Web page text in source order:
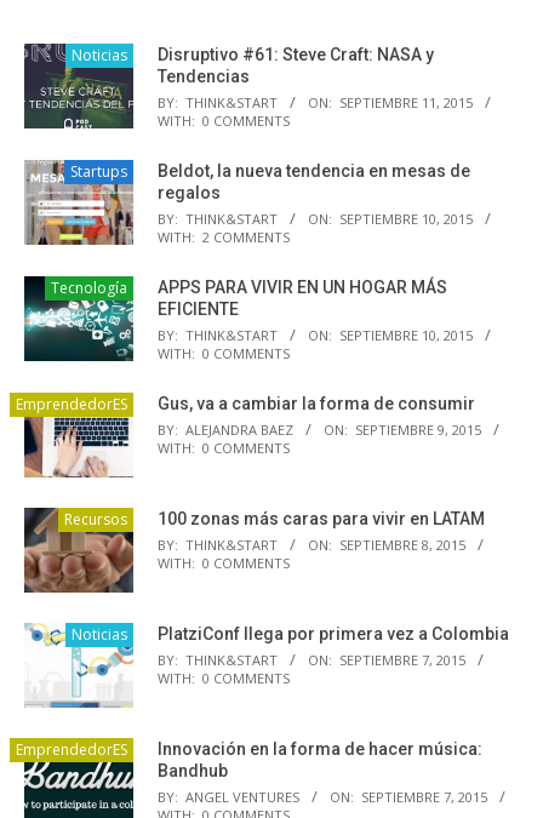
Noticias
Disruptivo #61: Steve Craft: NASA y
Tendencias
BY: THINK&START ON: SEPTIEMBRE 11, 2015
WITH: 0 COMMENTS
Startups
Beldot, la nueva tendencia en mesas de
regalos
BY: THINK&START ON: SEPTIEMBRE 10, 2015
WITH: 2 COMMENTS
Tecnología
APPS PARA VIVIR EN UN HOGAR MÁS
EFICIENTE
BY: THINK&START ON: SEPTIEMBRE 10, 2015
WITH: 0 COMMENTS
EmprendedorES Gus, va a cambiar la forma de consumir
BY: ALEJANDRA BAEZ ON: SEPTIEMBRE 9, 2015
WITH: 0 COMMENTS
Recursos 100 zonas más caras para vivir en LATAM
BY: THINK&START ON: SEPTIEMBRE 8, 2015
WITH: 0 COMMENTS
Noticias PlatziConf llega por primera vez a Colombia
BY: THINK&START ON: SEPTIEMBRE 7, 2015
WITH: 0 COMMENTS
EmprendedorES
Innovación en la forma de hacer música:
Bandhub
BY: ANGEL VENTURES ON: SEPTIEMBRE 7, 2015